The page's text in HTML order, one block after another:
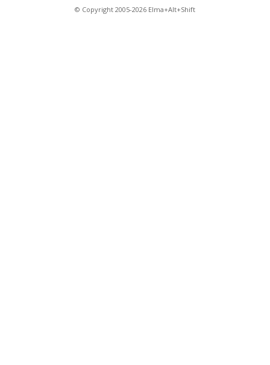
© Copyright 2005-2026 Elma+Alt+Shift